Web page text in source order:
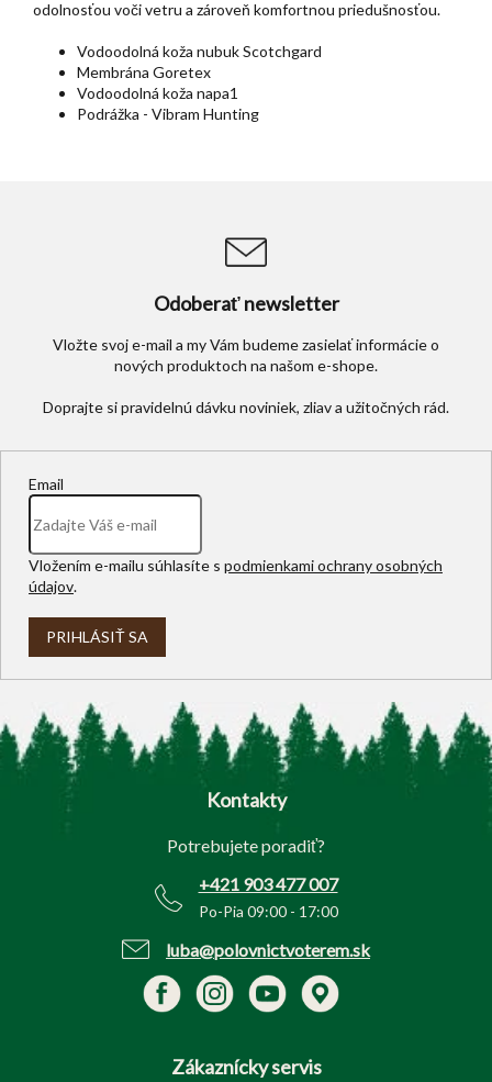
odolnosťou voči vetru a zároveň komfortnou priedušnosťou.
Vodoodolná koža nubuk Scotchgard
Membrána Goretex
Vodoodolná koža napa1
Podrážka - Vibram Hunting
Odoberať newsletter
Vložte svoj e-mail a my Vám budeme zasielať informácie o
nových produktoch na našom e-shope.
Email
Vložením e-mailu súhlasíte s podmienkami ochrany osobných
údajov.
PRIHLÁSIŤ SA
Z
Kontakty
Potrebujete poradiť?
+421 903 477 007
Po-Pia 09:00 - 17:00
luba@polovnictvoterem.sk
Zákaznícky servis